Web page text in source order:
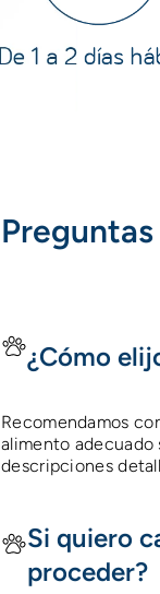
¿Cómo
Recomendamos
alimento adecuado
descripciones
Si quiero
proceder?